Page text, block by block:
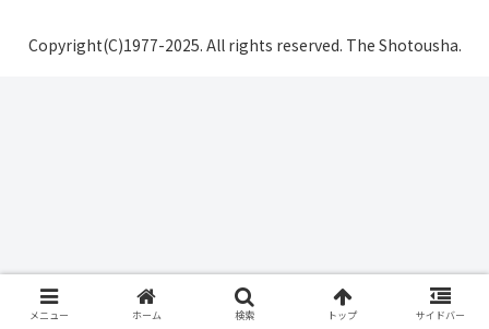
Copyright(C)1977-2025. All rights reserved. The Shotousha.
メニュー ホーム 検索 トップ サイドバー